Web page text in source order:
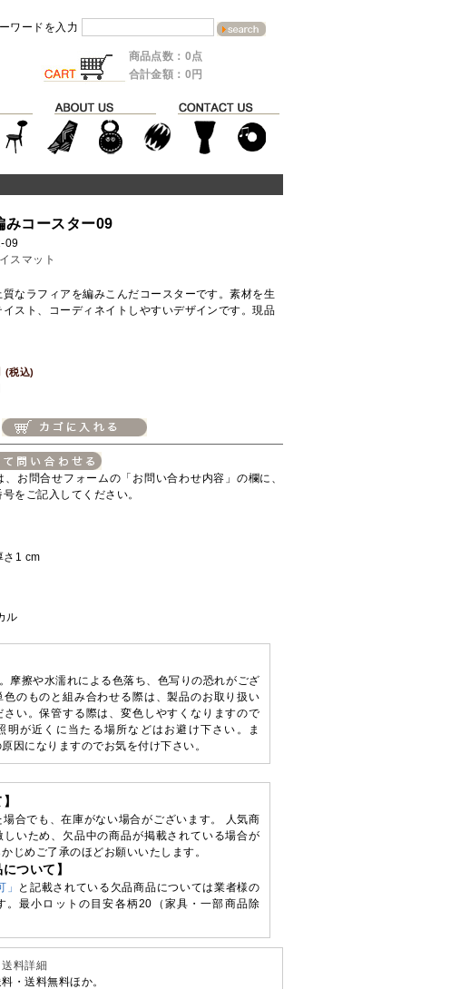
ワードを入力
商品点数：0点
合計金額：0円
みコースター09
09
スマット
なラフィアを編みこんだコースターです。素材を生
スト、コーディネイトしやすいデザインです。現品
(税込)
、お問合せフォームの「お問い合わせ内容」の欄に、
をご記入してください。
さ1 cm
ル
摩擦や水濡れによる色落ち、色写りの恐れがござ
色のものと組み合わせる際は、製品のお取り扱い
さい。保管する際は、変色しやすくなりますので
明が近くに当たる場所などはお避け下さい。ま
因になりますのでお気を付け下さい。
場合でも、在庫がない場合がございます。 人気商
しいため、欠品中の商品が掲載されている場合が
じめご了承のほどお願いいたします。
ついて】
」
と記載されている欠品商品については業者様の
。最小ロットの目安各柄20（家具・一部商品除
送料詳細
・送料無料ほか。